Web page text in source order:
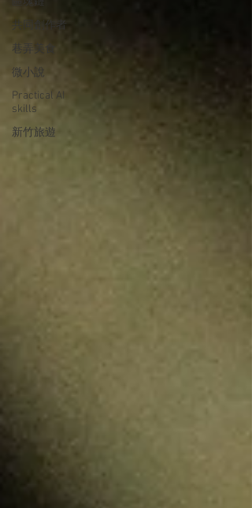
共同創作者
巷弄美食
微小說
Practical AI
skills
新竹旅遊